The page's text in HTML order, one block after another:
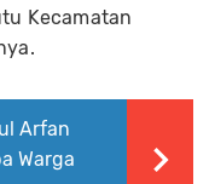
Kecamatan
Arfan
Warga